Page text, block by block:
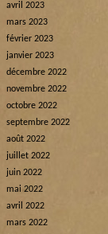
avril 2023
mars 2023
février 2023
janvier 2023
décembre 2022
novembre 2022
octobre 2022
septembre 2022
août 2022
juillet 2022
juin 2022
mai 2022
avril 2022
mars 2022